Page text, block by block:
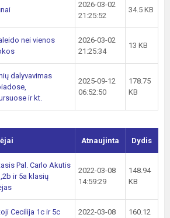
2026-03-02
21:25:52
34.5 KB
nei vienos
2026-03-02
21:25:34
13 KB
dalyvavimas
ir kt.
2025-09-12
06:52:50
178.75
KB
Atnaujinta Dydis
Pal. Carlo Akutis
ir 5a klasių
2022-03-08
14:59:29
148.94
KB
Cecilija 1c ir 5c
2022-03-08
160.12